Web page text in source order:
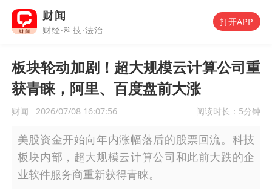
财闻
财经·科技·法治
打开APP
板块轮动加剧！超大规模云计算公司重
获青睐，阿里、百度盘前大涨
财闻 2026/07/08 16:07:56 阅读时长： 5分钟
美股资金开始向年内涨幅落后的股票回流。科技
板块内部，超大规模云计算公司和此前大跌的企
业软件服务商重新获得青睐。